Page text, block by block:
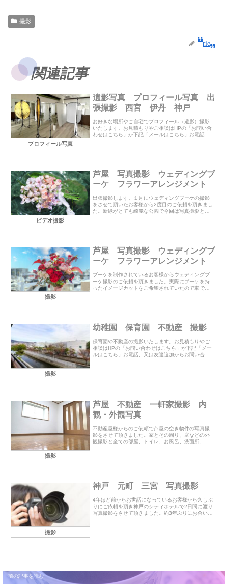
撮影
rie
関連記事
プロフィール写真
遺影写真 プロフィール写真 出
張撮影 西宮 伊丹 神戸
お好きな場所やご自宅でプロフィール（遺影）撮影
いたします。お見積もりやご相談はHPの「お問い合
わせはこちら」か下記「メールはこちら」お電話、
ビデオ撮影
芦屋 写真撮影 ウェディングブ
ーケ フラワーアレンジメント
出張撮影します。１月にウェディングブーケの撮影
をさせて頂いたお客様から2度目のご依頼を頂きまし
た。新緑がとても綺麗な公園で今回は写真撮影とス
撮影
芦屋 写真撮影 ウェディングブ
ーケ フラワーアレンジメント
ブーケを制作されているお客様からウェディングブ
ーケ撮影のご依頼を頂きました。実際にブーケを持
ったイメージカットをご希望されていたので車で撮
撮影
幼稚園 保育園 不動産 撮影
保育園や不動産の撮影いたします。お見積もりやご
相談はHPの「お問い合わせはこちら」か下記「メー
ルはこちら」お電話、又は友達追加からお問い合わ
撮影
芦屋 不動産 一軒家撮影 内
観・外観写真
不動産屋様からのご依頼で芦屋の空き物件の写真撮
影をさせて頂きました。家とその周り、庭などの外
観撮影と全ての部屋、トイレ、お風呂、洗面所、台
撮影
神戸 元町 三宮 写真撮影
4年ほど前からお世話になっているお客様から久しぶ
りにご依頼を頂き神戸のシティホテルで2日間に渡り
写真撮影をさせて頂きました。約3年ぶりにお会いし